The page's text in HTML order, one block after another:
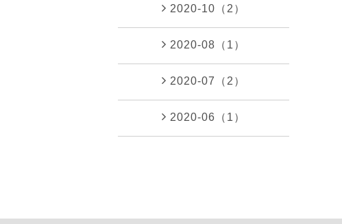
2020-10（2）
2020-08（1）
2020-07（2）
2020-06（1）